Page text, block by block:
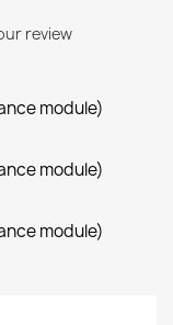
review
module)
module)
module)